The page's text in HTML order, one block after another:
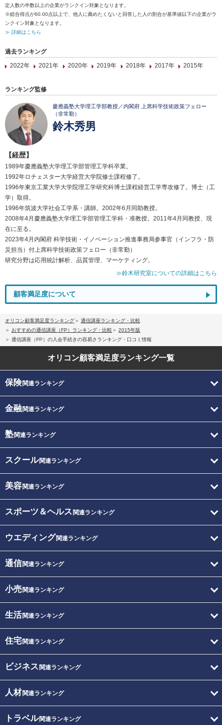
定人数の半数以上の企業がランクイン対象となります。
※総合得点が60.00点以上で、他人に薦めたくないと回答した人の割合が基準値以下の企業がラ
ンクイン対象となります。
≫ 詳細はこちら
過去ランキング
2022年
2021年 2020年 2019年 2018年 2017年 2015年
ランキング監修
慶應義塾大学理工学部教授／内閣府 上席科学技術政策フェロー
（非常勤）
鈴木秀男
【経歴】
1989年慶應義塾大学理工学部管理工学科卒業。
1992年ロチェスター大学経営大学院修士課程修了。
1996年東京工業大学大学院理工学研究科博士課程経営工学専攻修了。博士（工
学）取得。
1996年筑波大学社会工学系・講師。2002年6月同助教授。
2008年4月慶應義塾大学理工学部管理工学科・准教授。2011年4月同教授、現
在に至る。
2023年4月内閣府 科学技術・イノベーション推進事務局参事官（インフラ・防
災担当）付上席科学技術政策フェロー（非常勤）
研究分野は応用統計解析、品質管理、マーケティング。
≫鈴木研究室についての詳細はこちら
顧客満足度について
オリコン顧客満足度ランキング
通信講座ランキング・比較
おすすめの通信講座（FP）ランキング・比較
2015年版
通信講座（FP）の入会手続きの容易さランキング・口コミ情報
オリコン顧客満足度ランキング一覧
保険関連ランキング
金融関連ランキング
塾関連ランキング
スクール関連ランキング
美容関連ランキング
スポーツ＆ヘルス 関連ランキング
ウエディング関連ランキング
通信関連ランキング
小売関連ランキング
生活関連ランキング
住宅関連ランキング
ビジネス 関連ランキング
人材関連ランキング
トラベル関連ランキング